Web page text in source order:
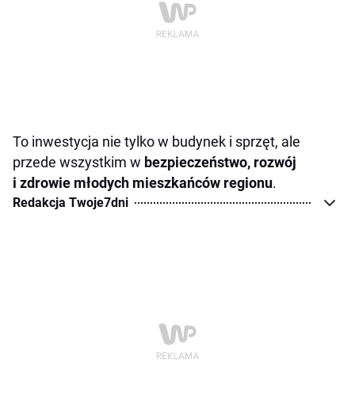
To inwestycja nie tylko w budynek i sprzęt, ale
przede wszystkim w bezpieczeństwo, rozwój
i zdrowie młodych mieszkańców regionu.
Redakcja Twoje7dni